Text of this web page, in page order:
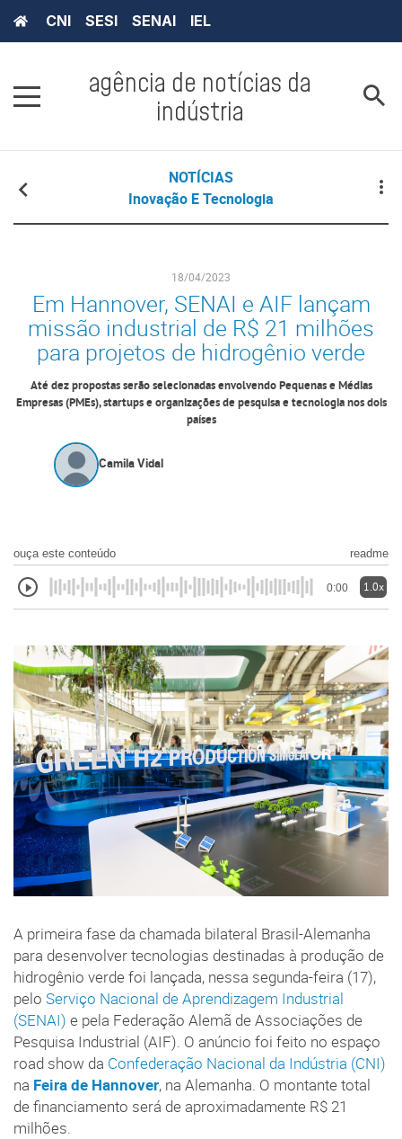
CNI SESI SENAI IEL
agência de notícias da
indústria
NOTÍCIAS
Inovação E Tecnologia
18/04/2023
Em Hannover, SENAI e AIF lançam
missão industrial de R$ 21 milhões
para projetos de hidrogênio verde
Até dez propostas serão selecionadas envolvendo Pequenas e Médias
Empresas (PMEs), startups e organizações de pesquisa e tecnologia nos dois
países
Camila Vidal
ouça este conteúdo readme
0:00 1.0x
A primeira fase da chamada bilateral Brasil-Alemanha
para desenvolver tecnologias destinadas à produção de
hidrogênio verde foi lançada, nessa segunda-feira (17),
pelo Serviço Nacional de Aprendizagem Industrial
(SENAI) e pela Federação Alemã de Associações de
Pesquisa Industrial (AIF). O anúncio foi feito no espaço
road show da Confederação Nacional da Indústria (CNI)
na Feira de Hannover, na Alemanha. O montante total
de financiamento será de aproximadamente R$ 21
milhões.